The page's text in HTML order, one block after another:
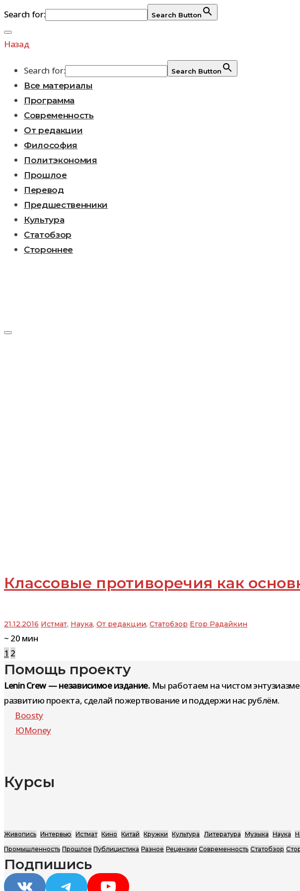
Search for: Search Button
Перейти
к
Назад
Search for: Search Button
Все материалы
Программа
Современность
От редакции
Философия
Политэкономия
Прошлое
Перевод
Предшественники
Культура
Статобзор
Стороннее
Классовые противоречия как
21.12.2016 Истмат, Наука, От редакции, Статобзор Егор Радайкин
~ 20 мин
Навигация
по
записям
1 2
Помощь проекту
Lenin Crew — независимое издание.Мы работаем на чистом
развитию проекта, сделай пожертвование и поддержи нас рублём.
Boosty
ЮMoney
Курсы
Живопись Интервью Истмат Кино Китай Кружки Культура Литература Музыка Наука
Промышленность Прошлое Публицистика Разное Рецензии Современность Статобзор
Подпишись
VK TelegramYouTube